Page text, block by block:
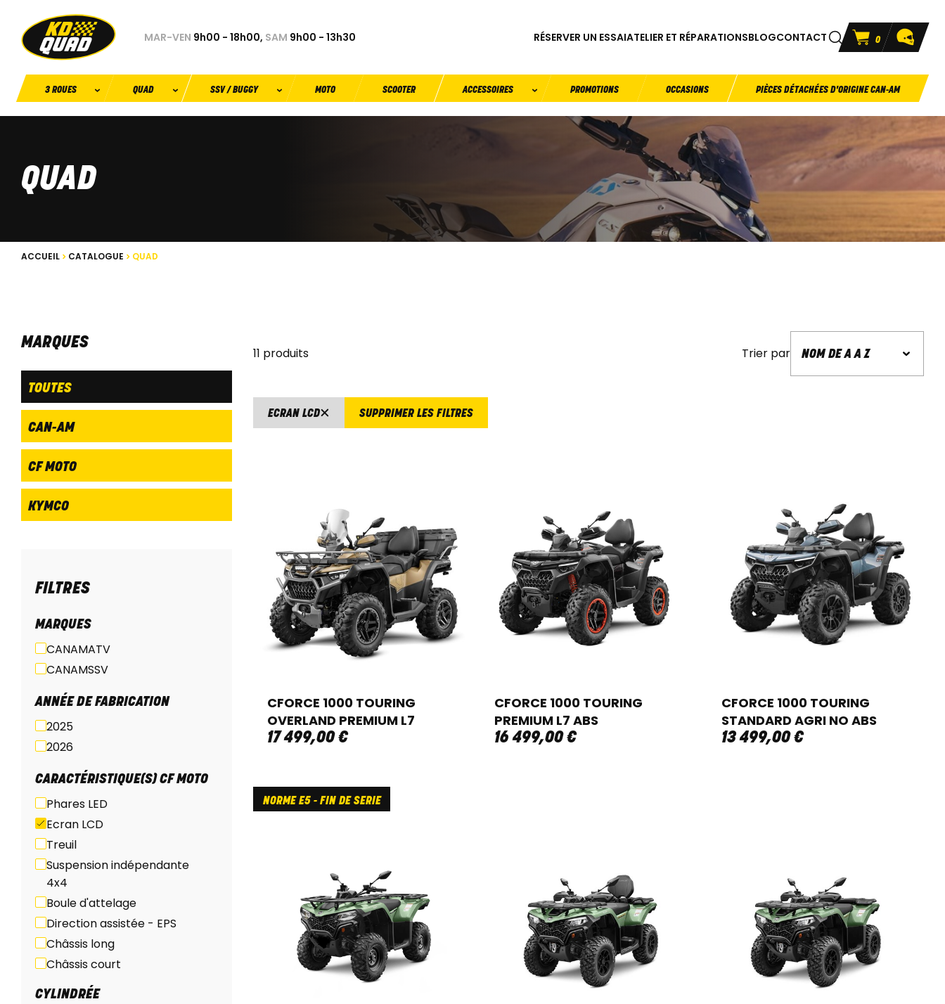
MAR-VEN 9h00 - 18h00, SAM 9h00 - 13h30 RÉSERVER UN ESSAIATELIER ET RÉPARATIONSBLOGCONTACT 0
3 ROUES QUAD SSV / BUGGY MOTO SCOOTER ACCESSOIRES PROMOTIONS OCCASIONS PIÈCES DÉTACHÉES D'ORIGINE CAN-AM
QUAD
ACCUEIL CATALOGUE QUAD
MARQUES
TOUTES
CAN-AM
CF MOTO
KYMCO
FILTRES
MARQUES
CANAMATV
CANAMSSV
ANNÉE DE FABRICATION
2025
2026
CARACTÉRISTIQUE(S) CF MOTO
Phares LED
Ecran LCD
Treuil
Suspension indépendante
4x4
Boule d'attelage
Direction assistée - EPS
Châssis long
Châssis court
ABS
CYLINDRÉE
11 produits Trier par
ECRAN LCD SUPPRIMER LES FILTRES
CFORCE 1000 TOURING
OVERLAND PREMIUM L7
17 499,00€
CFORCE 1000 TOURING
PREMIUM L7 ABS
16 499,00€
CFORCE 1000 TOURING
STANDARD AGRI NO ABS
13 499,00€
NORME E5 - FIN DE SERIE